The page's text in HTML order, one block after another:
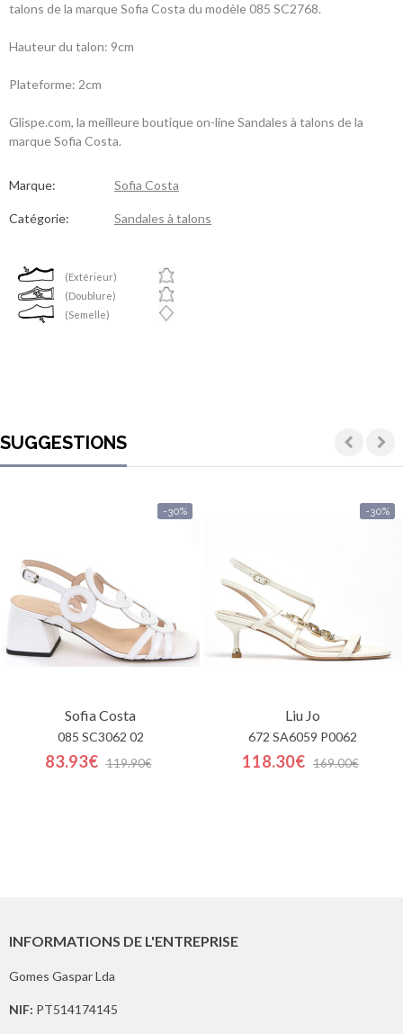
talons de la marque Sofia Costa du modèle 085 SC2768.
Hauteur du talon: 9cm
Plateforme: 2cm
Glispe.com, la meilleure boutique on-line Sandales à talons de la
marque Sofia Costa.
Marque: Sofia Costa
Catégorie: Sandales à talons
(Extérieur)
(Doublure)
(Semelle)
SUGGESTIONS
-30%
Sofia Costa
085 SC3062 02
83.93€ 119.90€
-30%
Liu Jo
672 SA6059 P0062
118.30€ 169.00€
INFORMATIONS DE L'ENTREPRISE
Gomes Gaspar Lda
NIF: PT514174145